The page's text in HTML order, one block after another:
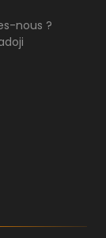
nous ?